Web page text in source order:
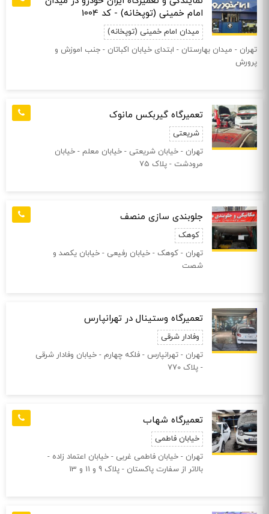
امام خمینی (توپخانه) - کد 1004
میدان امام خمینی (توپخانه)
تهران - ميدان بهارستان - ابتدای خیابان اكباتان - جنب اموزش و
پرورش
تعمیرگاه گیربکس مانوک
شریعتی
تهران - خيابان شريعتی - خيابان معلم - خيابان
مرودشت - پلاک 75
جلوبندی سازی منصف
کوهک
تهران - کوهک - خیابان رفیعی - خیابان یکصد و
شصت
تعمیرگاه وستینال در تهرانپارس
وفادار شرقی
تهران - تهرانپارس - فلکه چهارم - خیابان وفادار شرقی
- پلاک 770
تعمیرگاه شهاب
خیابان فاطمی
تهران - خیابان فاطمی غربی - خیابان اعتماد زاده -
بالاتر از سفارت پاکستان - پلاک 9 و 11 و 13